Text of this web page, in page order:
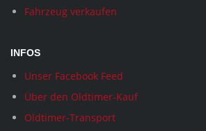
Fahrzeug verkaufen
INFOS
Unser Facebook Feed
Über den Oldtimer-Kauf
Oldtimer-Transport